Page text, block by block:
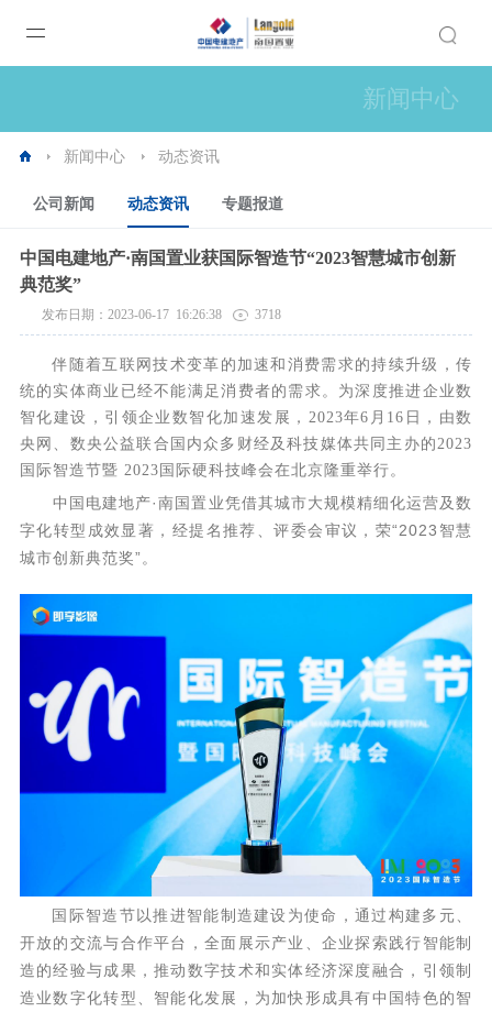
新闻中心
新闻中心 动态资讯
公司新闻 动态资讯 专题报道
中国电建地产·南国置业获国际智造节“2023智慧城市创新
典范奖”
发布日期：2023-06-17 16:26:38 3718
伴随着互联网技术变革的加速和消费需求的持续升级，传
统的实体商业已经不能满足消费者的需求。为深度推进企业数
智化建设，引领企业数智化加速发展， 2023年6月16日，由数
央网、数央公益联合国内众多财经及科技媒体共同主办的2023
国际智造节暨 2023国际硬科技峰会在北京隆重举行。
中国电建地产·南国置业凭借其城市大规模精细化运营及数
字化转型成效显著，经提名推荐、评委会审议，荣“2023智慧
城市创新典范奖”。
国际智造节以推进智能制造建设为使命，通过构建多元、
开放的交流与合作平台，全面展示产业、企业探索践行智能制
造的经验与成果，推动数字技术和实体经济深度融合，引领制
造业数字化转型、智能化发展，为加快形成具有中国特色的智